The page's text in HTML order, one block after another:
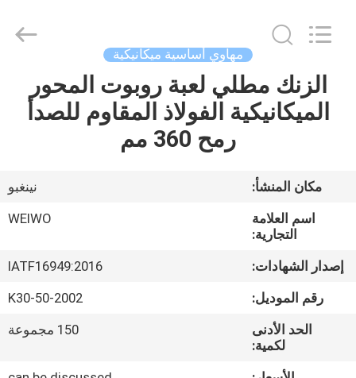
الصفحة
الرئيسية
معلومات
جولة
Electromechanical
Co.,Ltd..
Reserved.
مهاوي أساسية ميكانيكية
الزنك مطلي لعبة روبوت المحور
الميكانيكية الفولاذ المقاوم للصدأ
رمح 360 مم
مكان المنشأ:
نينغبو
اسم العلامة
التجارية:
WEIWO
إصدار الشهادات:
IATF16949:2016
رقم الموديل:
K30-50-2002
الحد الأدنى
لكمية:
150 مجموعة